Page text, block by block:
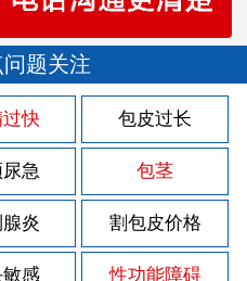
题关注
快 包皮过长
急 包茎
炎 割包皮价格
感 性功能障碍